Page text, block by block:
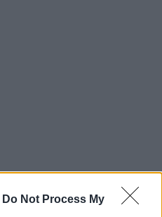
Do Not Process My